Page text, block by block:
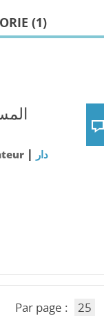
(1)
| دار
Par page : 25